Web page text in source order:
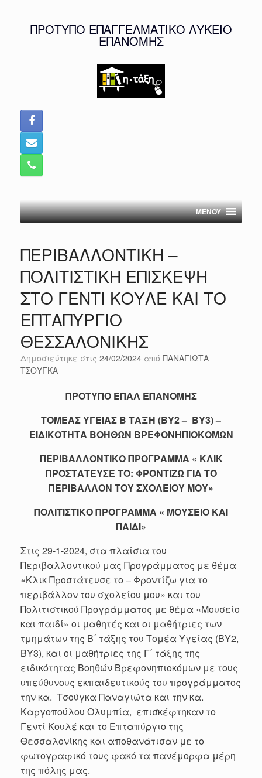
ΠΡΟΤΥΠΟ ΕΠΑΓΓΕΛΜΑΤΙΚΟ ΛΥΚΕΙΟ
ΕΠΑΝΟΜΗΣ
MENOY
ΠΕΡΙΒΑΛΛΟΝΤΙΚΗ –
ΠΟΛΙΤΙΣΤΙΚΗ ΕΠΙΣΚΕΨΗ
ΣΤΟ ΓΕΝΤΙ ΚΟΥΛΕ ΚΑΙ ΤΟ
ΕΠΤΑΠΥΡΓΙΟ
ΘΕΣΣΑΛΟΝΙΚΗΣ
Δημοσιεύτηκε στις 24/02/2024 από ΠΑΝΑΓΙΩΤΑ
ΤΣΟΥΓΚΑ
ΠΡΟΤΥΠΟ ΕΠΑΛ ΕΠΑΝΟΜΗΣ
ΤΟΜΕΑΣ ΥΓΕΙΑΣ Β ΤΑΞΗ (ΒΥ2 – ΒΥ3) –
ΕΙΔΙΚΟΤΗΤΑ ΒΟΗΘΩΝ ΒΡΕΦΟΝΗΠΙΟΚΟΜΩΝ
ΠΕΡΙΒΑΛΛΟΝΤΙΚΟ ΠΡΟΓΡΑΜΜΑ « ΚΛΙΚ
ΠΡΟΣΤΑΤΕΥΣΕ ΤΟ: ΦΡΟΝΤΙΖΩ ΓΙΑ ΤΟ
ΠΕΡΙΒΑΛΛΟΝ ΤΟΥ ΣΧΟΛΕΙΟΥ ΜΟΥ»
ΠΟΛΙΤΙΣΤΙΚΟ ΠΡΟΓΡΑΜΜΑ « ΜΟΥΣΕΙΟ ΚΑΙ
ΠΑΙΔΙ»
Στις 29-1-2024, στα πλαίσια του
Περιβαλλοντικού μας Προγράμματος με θέμα
«Κλικ Προστάτευσε το – Φροντίζω για το
περιβάλλον του σχολείου μου» και του
Πολιτιστικού Προγράμματος με θέμα «Μουσείο
και παιδί» οι μαθητές και οι μαθήτριες των
τμημάτων της Β΄ τάξης του Τομέα Υγείας (ΒΥ2,
ΒΥ3), και οι μαθήτριες της Γ΄ τάξης της
ειδικότητας Βοηθών Βρεφονηπιοκόμων με τους
υπεύθυνους εκπαιδευτικούς του προγράμματος
την κα. Τσούγκα Παναγιώτα και την κα.
Καργοπούλου Ολυμπία, επισκέφτηκαν το
Γεντί Κουλέ και το Επταπύργιο της
Θεσσαλονίκης και αποθανάτισαν με το
φωτογραφικό τους φακό τα πανέμορφα μέρη
της πόλης μας.